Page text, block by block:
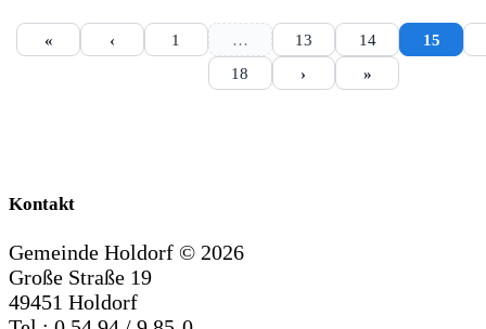
« ‹ 1 … 13 14
15
18
› »
Kontakt
Gemeinde Holdorf © 2026
Große Straße 19
49451 Holdorf